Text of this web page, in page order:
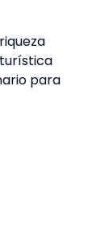
para